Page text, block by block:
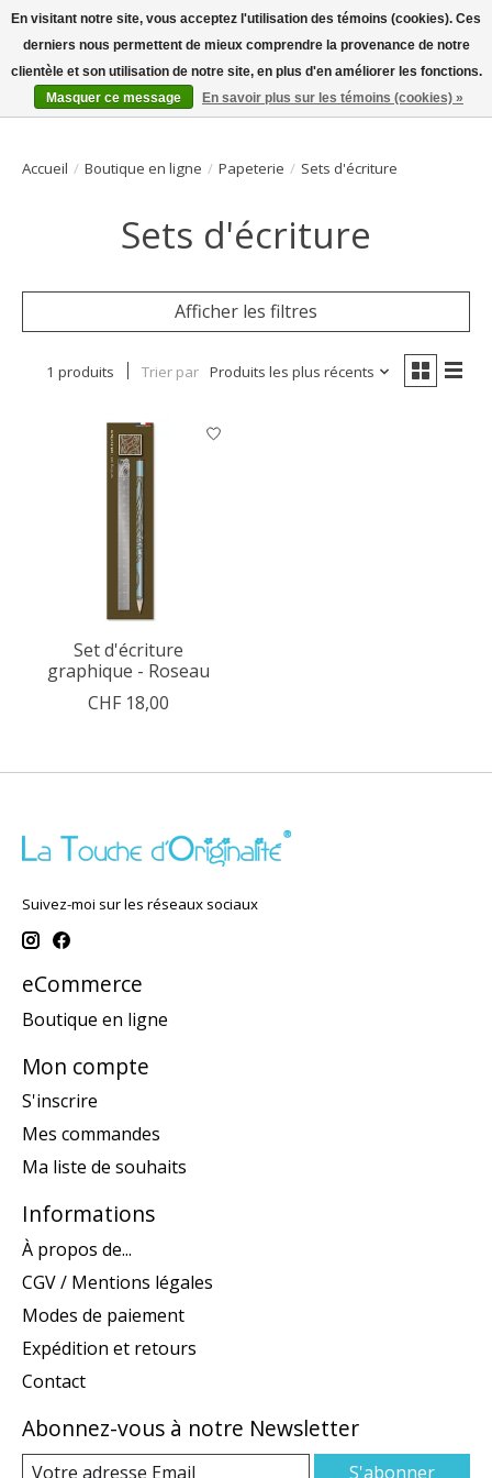
Bienvenue sur la boutique en ligne
Liste dePanier
Accueil / Boutique en ligne / Papeterie / Sets d'écriture
Sets d'écriture
Afficher les filtres
1 produits Trier par Produits les plus récents
Set d'écriture
graphique - Roseau
CHF 18,00
Suivez-moi sur les réseaux sociaux
eCommerce
Boutique en ligne
Mon compte
S'inscrire
Mes commandes
Ma liste de souhaits
Informations
À propos de...
CGV / Mentions légales
Modes de paiement
Expédition et retours
Contact
Abonnez-vous à notre Newsletter
S'abonner
En visitant notre site, vous acceptez l'utilisation des témoins (cookies). Ces
derniers nous permettent de mieux comprendre la provenance de notre
clientèle et son utilisation de notre site, en plus d'en améliorer les fonctions.
Masquer ce message
En savoir plus sur les témoins (cookies) »